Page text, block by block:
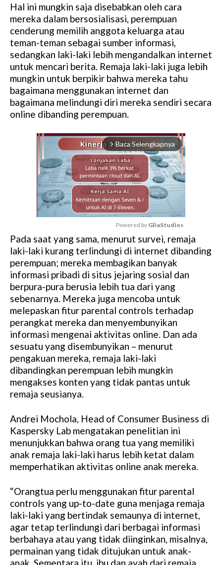
Hal ini mungkin saja disebabkan oleh cara
mereka dalam bersosialisasi, perempuan
cenderung memilih anggota keluarga atau
teman-teman sebagai sumber informasi,
sedangkan laki-laki lebih mengandalkan internet
untuk mencari berita. Remaja laki-laki juga lebih
mungkin untuk berpikir bahwa mereka tahu
bagaimana menggunakan internet dan
bagaimana melindungi diri mereka sendiri secara
online dibanding perempuan.
arrow_forward_ios Baca Selengkapnya
M
u
t
e
Powered by GliaStudios
Pada saat yang sama, menurut survei, remaja
laki-laki kurang terlindungi di internet dibanding
perempuan; mereka membagikan banyak
informasi pribadi di situs jejaring sosial dan
berpura-pura berusia lebih tua dari yang
sebenarnya. Mereka juga mencoba untuk
melepaskan fitur parental controls terhadap
perangkat mereka dan menyembunyikan
informasi mengenai aktivitas online. Dan ada
sesuatu yang disembunyikan – menurut
pengakuan mereka, remaja laki-laki
dibandingkan perempuan lebih mungkin
mengakses konten yang tidak pantas untuk
remaja seusianya.
Andrei Mochola, Head of Consumer Business di
Kaspersky Lab mengatakan penelitian ini
menunjukkan bahwa orang tua yang memiliki
anak remaja laki-laki harus lebih ketat dalam
memperhatikan aktivitas online anak mereka.
“Orangtua perlu menggunakan fitur parental
controls yang up-to-date guna menjaga remaja
laki-laki yang bertindak semaunya di internet,
agar tetap terlindungi dari berbagai informasi
berbahaya atau yang tidak diinginkan, misalnya,
permainan yang tidak ditujukan untuk anak-
anak. Sementara itu, ibu dan ayah dari remaja